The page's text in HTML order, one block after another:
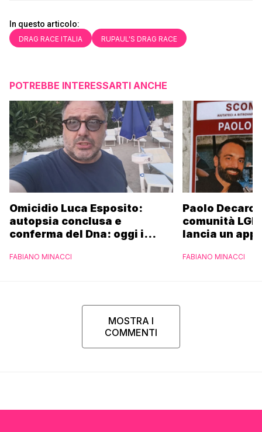
In questo articolo:
DRAG RACE ITALIA RUPAUL'S DRAG RACE
POTREBBE INTERESSARTI ANCHE
Omicidio Luca Esposito:
autopsia conclusa e
conferma del Dna: oggi i
FABIANO MINACCI
Paolo Decaro
comunità
lancia un
FABIANO MINACCI
MOSTRA I
COMMENTI